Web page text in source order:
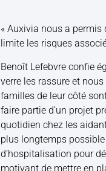
« Auxivia nous a
limite les risques
Benoît Lefebvre confie
verre les rassure et
familles de leur côté
faire partie d’un projet
quotidien chez les
plus longtemps
d’hospitalisation pour
motivant de mettre en